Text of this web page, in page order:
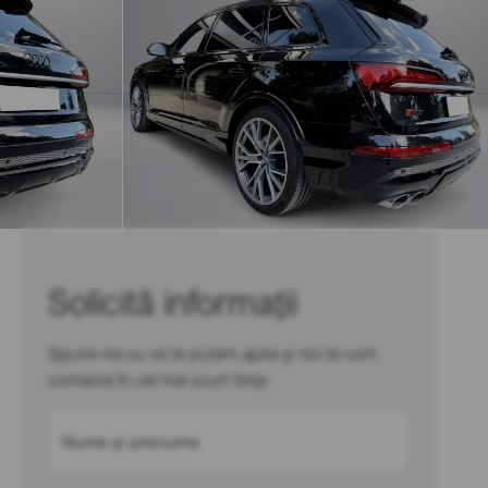
Solicită informații
Spune-ne cu ce te putem ajuta și noi te vom
contacta în cel mai scurt timp
Nume și prenume